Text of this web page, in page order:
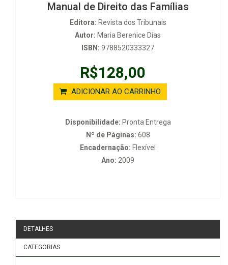
Manual de Direito das Famílias
Editora: Revista dos Tribunais
Autor: Maria Berenice Dias
ISBN: 9788520333327
R$128,00
ADICIONAR AO CARRINHO
Disponibilidade: Pronta Entrega
Nº de Páginas: 608
Encadernação: Flexível
Ano: 2009
DETALHES
CATEGORIAS